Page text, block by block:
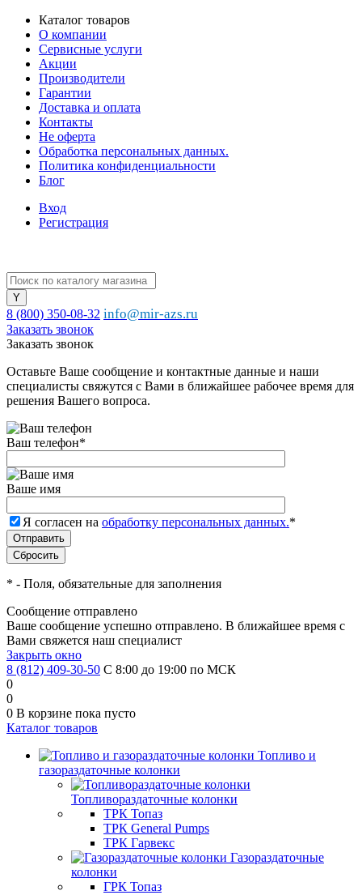
Каталог товаров
О компании
Сервисные услуги
Акции
Производители
Гарантии
Доставка и оплата
Контакты
Не оферта
Обработка персональных данных.
Политика конфиденциальности
Блог
Вход
Регистрация
8 (800) 350-08-32 info@mir-azs.ru
Заказать звонок
Заказать звонок
Оставьте Ваше сообщение и контактные данные и наши
специалисты свяжутся с Вами в ближайшее рабочее время для
решения Вашего вопроса.
Ваш телефон*
Ваше имя
Я согласен на обработку персональных данных.*
* - Поля, обязательные для заполнения
Сообщение отправлено
Ваше сообщение успешно отправлено. В ближайшее время с
Вами свяжется наш специалист
Закрыть окно
8 (812) 409-30-50 С 8:00 до 19:00 по МСК
0
0
0 В корзине пока пусто
Каталог товаров
Топливо и
газораздаточные колонки
Топливораздаточные колонки
ТРК Топаз
ТРК General Pumps
ТРК Гарвекс
Газораздаточные
колонки
ГРК Топаз